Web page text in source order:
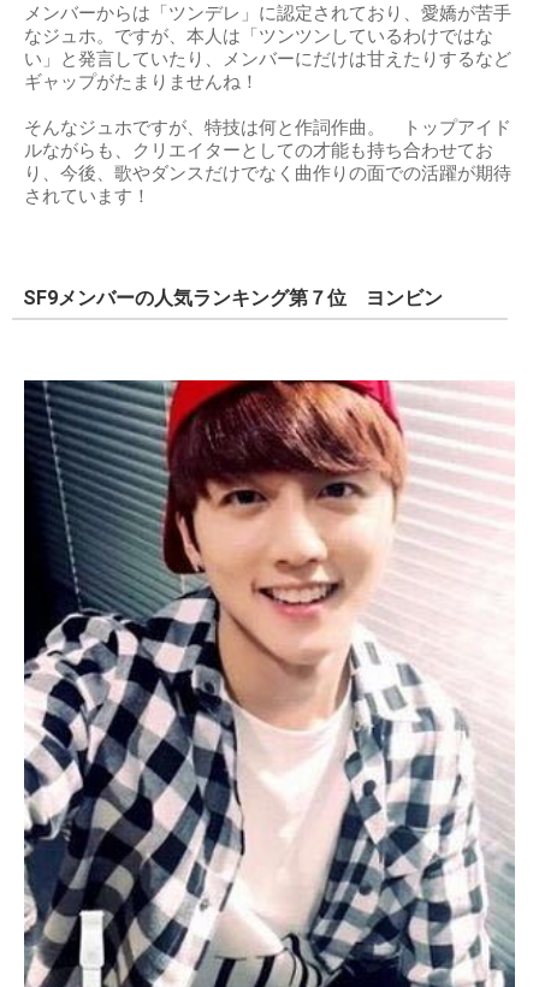
メンバーからは「ツンデレ」に認定されており、愛嬌が苦手
なジュホ。ですが、本人は「ツンツンしているわけではな
い」と発言していたり、メンバーにだけは甘えたりするなど
ギャップがたまりませんね！
そんなジュホですが、特技は何と作詞作曲。 トップアイド
ルながらも、クリエイターとしての才能も持ち合わせてお
り、今後、歌やダンスだけでなく曲作りの面での活躍が期待
されています！
SF9メンバーの人気ランキング第７位 ヨンビン